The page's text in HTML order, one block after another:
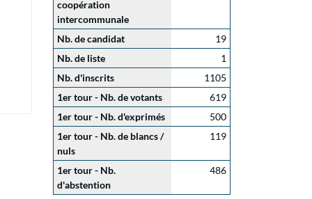
coopération
intercommunale
Nb. de candidat
19
Nb. de liste
1
Nb. d'inscrits
1105
1er tour - Nb. de votants
619
1er tour - Nb. d'exprimés
500
1er tour - Nb. de blancs /
nuls
119
1er tour - Nb.
d'abstention
486